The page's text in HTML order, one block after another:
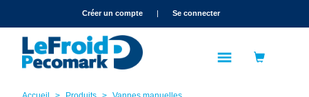
text.skipToNavigationCréer un compte | Se connecter